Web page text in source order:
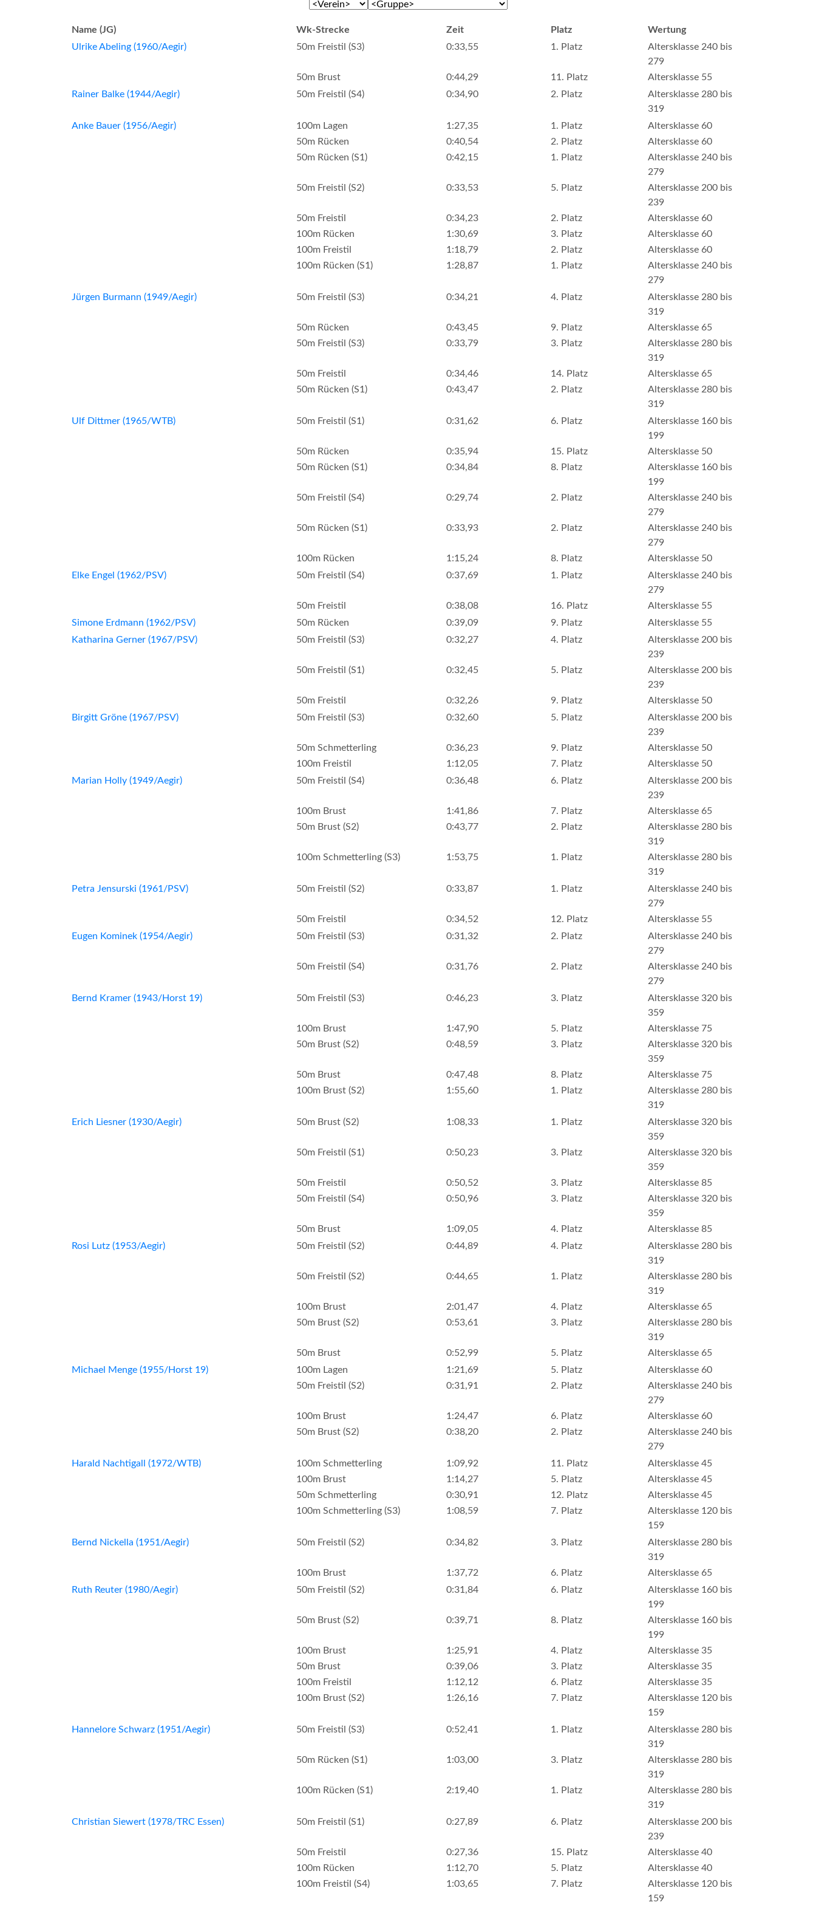
Name (JG) Wk-Strecke Zeit Platz
Wertung
Ulrike Abeling (1960/Aegir)
50m Freistil (S3) 0:33,55 1. Platz
Altersklasse 240 bis
279
50m Brust
0:44,29 11. Platz
Altersklasse 55
Rainer Balke (1944/Aegir)
50m Freistil (S4) 0:34,90 2. Platz
Altersklasse 280 bis
319
Anke Bauer (1956/Aegir)
100m Lagen 1:27,35 1. Platz
Altersklasse 60
50m Rücken
0:40,54 2. Platz
Altersklasse 60
50m Rücken (S1)
0:42,15 1. Platz
Altersklasse 240 bis
279
50m Freistil (S2)
0:33,53 5. Platz
Altersklasse 200 bis
239
50m Freistil
0:34,23 2. Platz
Altersklasse 60
100m Rücken
1:30,69 3. Platz
Altersklasse 60
100m Freistil
1:18,79 2. Platz
Altersklasse 60
100m Rücken (S1)
1:28,87 1. Platz
Altersklasse 240 bis
279
Jürgen Burmann (1949/Aegir)
50m Freistil (S3) 0:34,21 4. Platz
Altersklasse 280 bis
319
50m Rücken
0:43,45 9. Platz
Altersklasse 65
50m Freistil (S3)
0:33,79 3. Platz
Altersklasse 280 bis
319
50m Freistil
0:34,46 14. Platz
Altersklasse 65
50m Rücken (S1)
0:43,47 2. Platz
Altersklasse 280 bis
319
Ulf Dittmer (1965/WTB)
50m Freistil (S1) 0:31,62 6. Platz
Altersklasse 160 bis
199
50m Rücken
0:35,94 15. Platz
Altersklasse 50
50m Rücken (S1)
0:34,84 8. Platz
Altersklasse 160 bis
199
50m Freistil (S4)
0:29,74 2. Platz
Altersklasse 240 bis
279
50m Rücken (S1)
0:33,93 2. Platz
Altersklasse 240 bis
279
100m Rücken
1:15,24 8. Platz
Altersklasse 50
Elke Engel (1962/PSV)
50m Freistil (S4) 0:37,69 1. Platz
Altersklasse 240 bis
279
50m Freistil
0:38,08 16. Platz
Altersklasse 55
Simone Erdmann (1962/PSV)
50m Rücken 0:39,09 9. Platz
Altersklasse 55
Katharina Gerner (1967/PSV)
50m Freistil (S3) 0:32,27 4. Platz
Altersklasse 200 bis
239
50m Freistil (S1)
0:32,45 5. Platz
Altersklasse 200 bis
239
50m Freistil
0:32,26 9. Platz
Altersklasse 50
Birgitt Gröne (1967/PSV)
50m Freistil (S3) 0:32,60 5. Platz
Altersklasse 200 bis
239
50m Schmetterling
0:36,23 9. Platz
Altersklasse 50
100m Freistil
1:12,05 7. Platz
Altersklasse 50
Marian Holly (1949/Aegir)
50m Freistil (S4) 0:36,48 6. Platz
Altersklasse 200 bis
239
100m Brust
1:41,86 7. Platz
Altersklasse 65
50m Brust (S2)
0:43,77 2. Platz
Altersklasse 280 bis
319
100m Schmetterling (S3)
1:53,75 1. Platz
Altersklasse 280 bis
319
Petra Jensurski (1961/PSV)
50m Freistil (S2) 0:33,87 1. Platz
Altersklasse 240 bis
279
50m Freistil
0:34,52 12. Platz
Altersklasse 55
Eugen Kominek (1954/Aegir)
50m Freistil (S3) 0:31,32 2. Platz
Altersklasse 240 bis
279
50m Freistil (S4)
0:31,76 2. Platz
Altersklasse 240 bis
279
Bernd Kramer (1943/Horst 19)
50m Freistil (S3) 0:46,23 3. Platz
Altersklasse 320 bis
359
100m Brust
1:47,90 5. Platz
Altersklasse 75
50m Brust (S2)
0:48,59 3. Platz
Altersklasse 320 bis
359
50m Brust
0:47,48 8. Platz
Altersklasse 75
100m Brust (S2)
1:55,60 1. Platz
Altersklasse 280 bis
319
Erich Liesner (1930/Aegir)
50m Brust (S2) 1:08,33 1. Platz
Altersklasse 320 bis
359
50m Freistil (S1)
0:50,23 3. Platz
Altersklasse 320 bis
359
50m Freistil
0:50,52 3. Platz
Altersklasse 85
50m Freistil (S4)
0:50,96 3. Platz
Altersklasse 320 bis
359
50m Brust
1:09,05 4. Platz
Altersklasse 85
Rosi Lutz (1953/Aegir)
50m Freistil (S2) 0:44,89 4. Platz
Altersklasse 280 bis
319
50m Freistil (S2)
0:44,65 1. Platz
Altersklasse 280 bis
319
100m Brust
2:01,47 4. Platz
Altersklasse 65
50m Brust (S2)
0:53,61 3. Platz
Altersklasse 280 bis
319
50m Brust
0:52,99 5. Platz
Altersklasse 65
Michael Menge (1955/Horst 19)
100m Lagen 1:21,69 5. Platz
Altersklasse 60
50m Freistil (S2)
0:31,91 2. Platz
Altersklasse 240 bis
279
100m Brust
1:24,47 6. Platz
Altersklasse 60
50m Brust (S2)
0:38,20 2. Platz
Altersklasse 240 bis
279
Harald Nachtigall (1972/WTB)
100m Schmetterling 1:09,92 11. Platz
Altersklasse 45
100m Brust
1:14,27 5. Platz
Altersklasse 45
50m Schmetterling
0:30,91 12. Platz
Altersklasse 45
100m Schmetterling (S3)
1:08,59 7. Platz
Altersklasse 120 bis
159
Bernd Nickella (1951/Aegir)
50m Freistil (S2) 0:34,82 3. Platz
Altersklasse 280 bis
319
100m Brust
1:37,72 6. Platz
Altersklasse 65
Ruth Reuter (1980/Aegir)
50m Freistil (S2) 0:31,84 6. Platz
Altersklasse 160 bis
199
50m Brust (S2)
0:39,71 8. Platz
Altersklasse 160 bis
199
100m Brust
1:25,91 4. Platz
Altersklasse 35
50m Brust
0:39,06 3. Platz
Altersklasse 35
100m Freistil
1:12,12 6. Platz
Altersklasse 35
100m Brust (S2)
1:26,16 7. Platz
Altersklasse 120 bis
159
Hannelore Schwarz (1951/Aegir)
50m Freistil (S3) 0:52,41 1. Platz
Altersklasse 280 bis
319
50m Rücken (S1)
1:03,00 3. Platz
Altersklasse 280 bis
319
100m Rücken (S1)
2:19,40 1. Platz
Altersklasse 280 bis
319
Christian Siewert (1978/TRC Essen)
50m Freistil (S1) 0:27,89 6. Platz
Altersklasse 200 bis
239
50m Freistil
0:27,36 15. Platz
Altersklasse 40
100m Rücken
1:12,70 5. Platz
Altersklasse 40
100m Freistil (S4)
1:03,65 7. Platz
Altersklasse 120 bis
159